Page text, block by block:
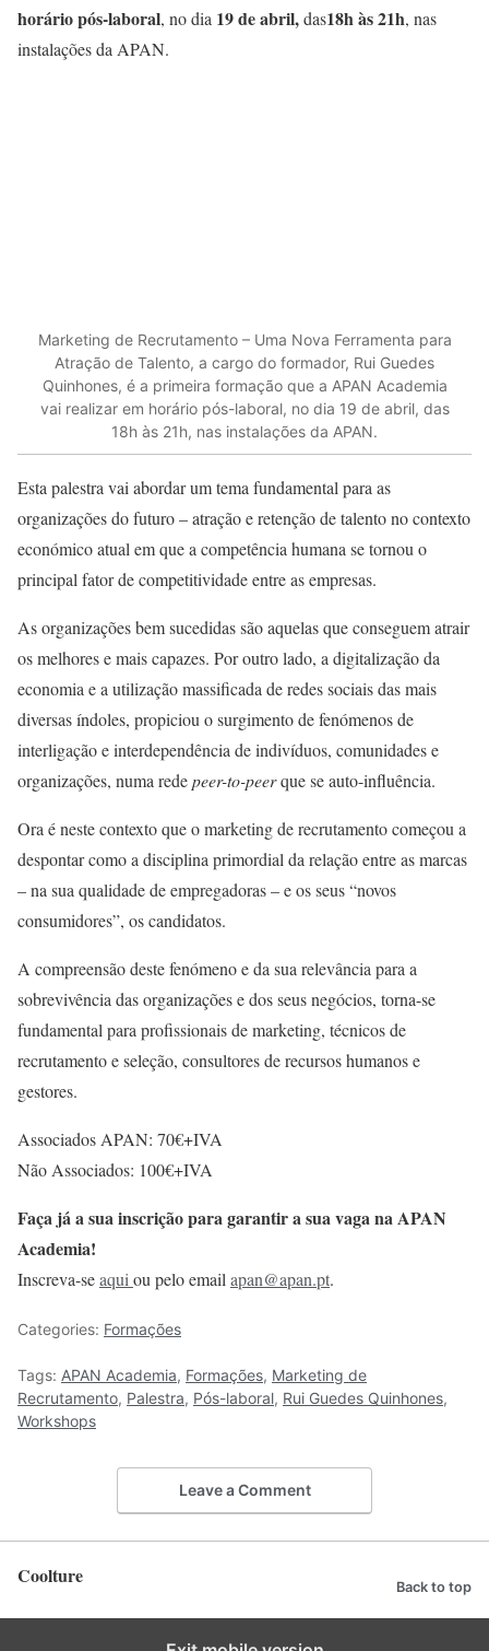
horário pós-laboral, no dia 19 de abril,das18h às 21h, nas
instalações da APAN.
Marketing de Recrutamento – Uma Nova Ferramenta para
Atração de Talento, a cargo do formador, Rui Guedes
Quinhones, é a primeira formação que a APAN Academia
vai realizar em horário pós-laboral, no dia 19 de abril, das
18h às 21h, nas instalações da APAN.
Esta palestra vai abordar um tema fundamental para as
organizações do futuro – atração e retenção de talento no contexto
económico atual em que a competência humana se tornou o
principal fator de competitividade entre as empresas.
As organizações bem sucedidas são aquelas que conseguem atrair
os melhores e mais capazes. Por outro lado, a digitalização da
economia e a utilização massificada de redes sociais das mais
diversas índoles, propiciou o surgimento de fenómenos de
interligação e interdependência de indivíduos, comunidades e
organizações, numa redepeer-to-peerque se auto-influência.
Ora é neste contexto que o marketing de recrutamento começou a
despontar como a disciplina primordial da relação entre as marcas
– na sua qualidade de empregadoras – e os seus “novos
consumidores”, os candidatos.
A compreensão deste fenómeno e da sua relevância para a
sobrevivência das organizações e dos seus negócios, torna-se
fundamental para profissionais de marketing, técnicos de
recrutamento e seleção, consultores de recursos humanos e
gestores.
Associados APAN: 70€+IVA
Não Associados: 100€+IVA
Faça já a sua inscrição para garantir a sua vaga na APAN
Academia!
Inscreva-seaquiou pelo emailapan@apan.pt.
Categories: Formações
Tags: APAN Academia, Formações, Marketing de
Recrutamento, Palestra, Pós-laboral, Rui Guedes Quinhones,
Workshops
Leave a Comment
Coolture Back to top